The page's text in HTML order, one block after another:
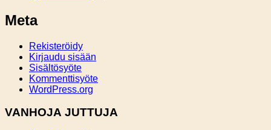
Meta
Rekisteröidy
Kirjaudu sisään
Sisältösyöte
Kommenttisyöte
WordPress.org
VANHOJA JUTTUJA